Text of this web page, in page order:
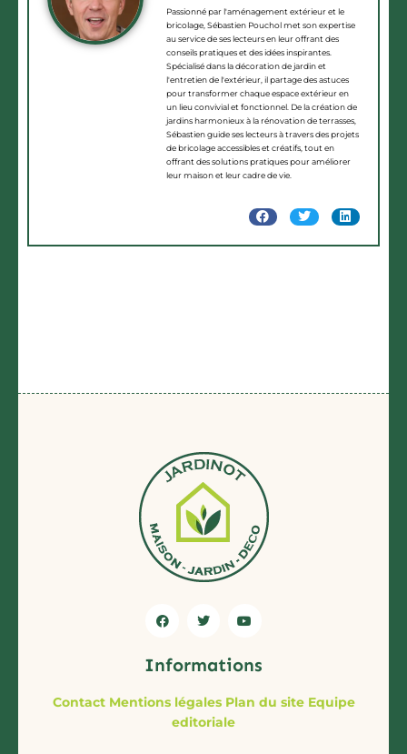
Passionné par l'aménagement extérieur et le
bricolage, Sébastien Pouchol met son expertise
au service de ses lecteurs en leur offrant des
conseils pratiques et des idées inspirantes.
Spécialisé dans la décoration de jardin et
l'entretien de l'extérieur, il partage des astuces
pour transformer chaque espace extérieur en
un lieu convivial et fonctionnel. De la création de
jardins harmonieux à la rénovation de terrasses,
Sébastien guide ses lecteurs à travers des projets
de bricolage accessibles et créatifs, tout en
offrant des solutions pratiques pour améliorer
leur maison et leur cadre de vie.
Informations
Contact Mentions légales Plan du site Equipe
editoriale